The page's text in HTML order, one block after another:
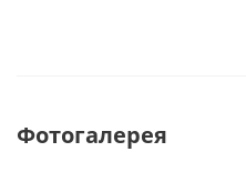
Фотогалерея